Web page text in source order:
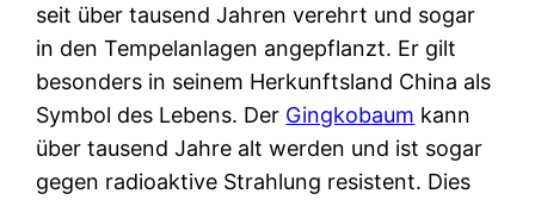
seit über tausend Jahren verehrt und sogar
in den Tempelanlagen angepflanzt. Er gilt
besonders in seinem Herkunftsland China als
Symbol des Lebens. Der Gingkobaum kann
über tausend Jahre alt werden und ist sogar
gegen radioaktive Strahlung resistent. Dies